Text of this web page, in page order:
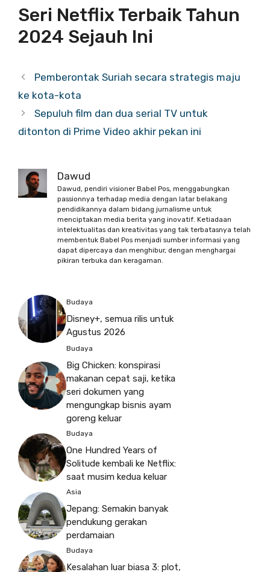
Seri Netflix Terbaik Tahun
2024 Sejauh Ini
Pemberontak Suriah secara strategis maju
ke kota-kota
Sepuluh film dan dua serial TV untuk
ditonton di Prime Video akhir pekan ini
Dawud
Dawud, pendiri visioner Babel Pos, menggabungkan
passionnya terhadap media dengan latar belakang
pendidikannya dalam bidang jurnalisme untuk
menciptakan media berita yang inovatif. Ketiadaan
intelektualitas dan kreativitas yang tak terbatasnya telah
membentuk Babel Pos menjadi sumber informasi yang
dapat dipercaya dan menghibur, dengan menghargai
pikiran terbuka dan keragaman.
Budaya
Disney+, semua rilis untuk
Agustus 2026
Budaya
Big Chicken: konspirasi
makanan cepat saji, ketika
seri dokumen yang
mengungkap bisnis ayam
goreng keluar
Budaya
One Hundred Years of
Solitude kembali ke Netflix:
saat musim kedua keluar
Asia
Jepang: Semakin banyak
pendukung gerakan
perdamaian
Budaya
Kesalahan luar biasa 3: plot,